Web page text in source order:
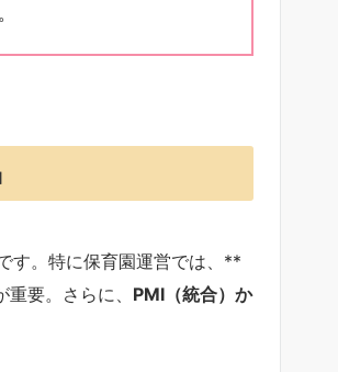
す。特に保育園運営では、**
要。さらに、 PMI（統合）か